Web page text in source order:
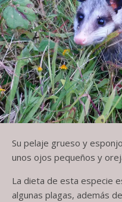
Su pelaje grueso y
unos ojos pequeños y
La dieta de esta especie
algunas plagas, además